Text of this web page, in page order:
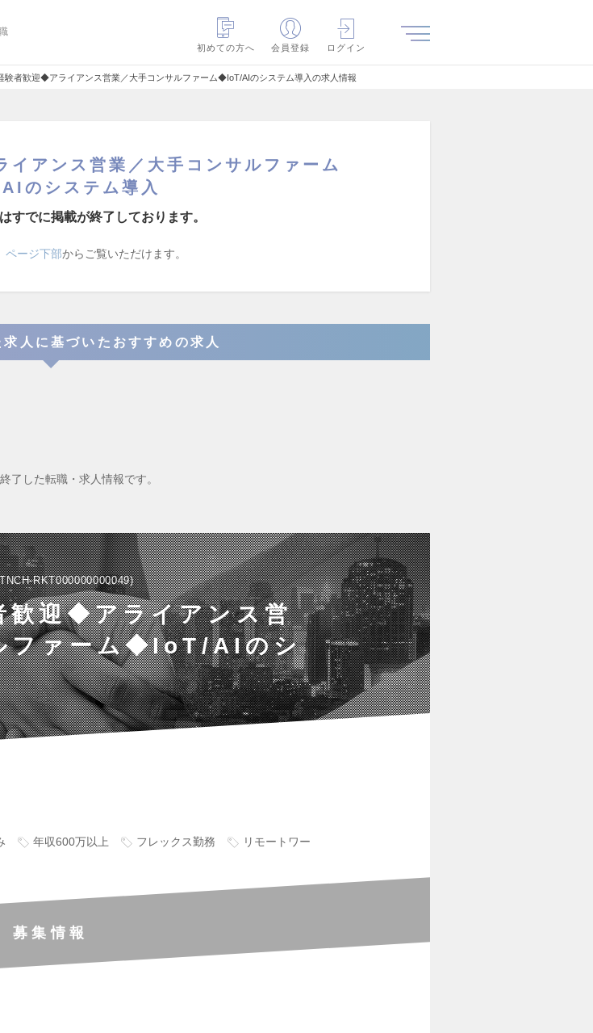
初めての方へ
会員登録 ログイン
験者歓迎◆アライアンス営業／大手コンサルファーム◆IoT/AIのシステム導入の求人情報
アンス営業／大手コンサルファーム
のシステム導入
すでに掲載が終了しております。
ページ下部からご覧いただけます。
人に基づいたおすすめの求人
了した転職・求人情報です。
RKT000000000049
歓迎◆アライアンス営
ファーム◆IoT/AIのシ
年収600万以上 フレックス勤務
リモートワー
募集情報